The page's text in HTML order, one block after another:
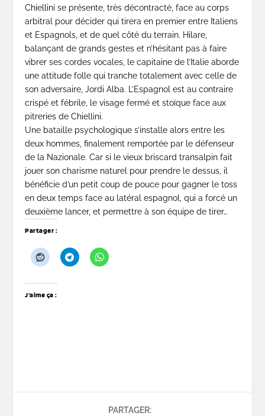
Chiellini se présente, très décontracté, face au corps
arbitral pour décider qui tirera en premier entre Italiens
et Espagnols, et de quel côté du terrain. Hilare,
balançant de grands gestes et n’hésitant pas à faire
vibrer ses cordes vocales, le capitaine de l’Italie aborde
une attitude folle qui tranche totalement avec celle de
son adversaire, Jordi Alba. L’Espagnol est au contraire
crispé et fébrile, le visage fermé et stoïque face aux
pitreries de Chiellini.
Une bataille psychologique s’installe alors entre les
deux hommes, finalement remportée par le défenseur
de la Nazionale. Car si le vieux briscard transalpin fait
jouer son charisme naturel pour prendre le dessus, il
bénéficie d’un petit coup de pouce pour gagner le toss
en deux temps face au latéral espagnol, qui a forcé un
deuxième lancer, et permettre à son équipe de tirer…
Partager :
J’aime ça :
PARTAGER: